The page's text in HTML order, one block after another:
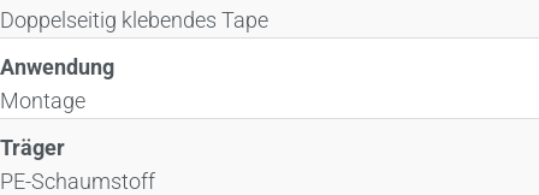
Doppelseitig klebendes Tape
Anwendung
Montage
Träger
PE-Schaumstoff